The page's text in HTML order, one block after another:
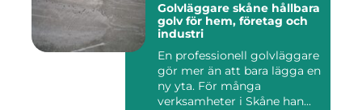
Golvläggare skåne hållbara
golv för hem, företag och
industri
En professionell golvläggare
gör mer än att bara lägga en
ny yta. För många
verksamheter i Skåne han...